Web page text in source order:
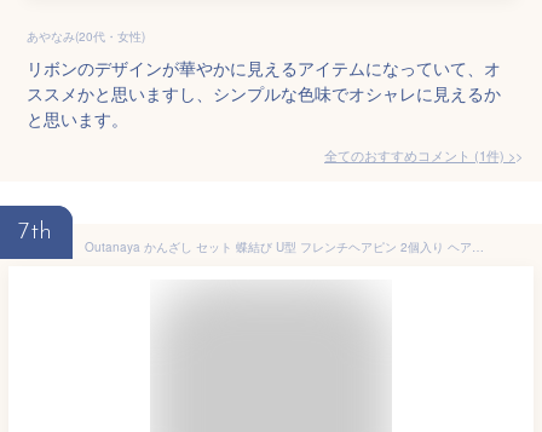
あやなみ(20代・女性)
リボンのデザインが華やかに見えるアイテムになっていて、オ
ススメかと思いますし、シンプルな色味でオシャレに見えるか
と思います。
全てのおすすめコメント (1件) >
7th
Outanaya かんざし セット 蝶結び U型 フレンチヘアピン 2個入り ヘアアクセサリー おしゃれな波形デザイン 軽量で携帯便利 蝴蝶結 U字型波浪法式ヘアクリップ 2個 セット おしゃれなスタイルを実現